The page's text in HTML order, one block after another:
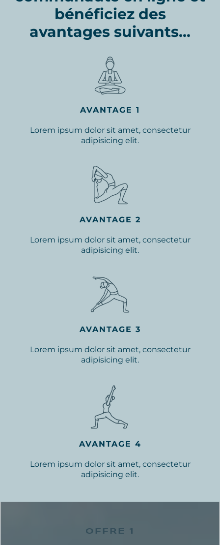
bénéficiez des
avantages suivants...
AVANTAGE 1
Lorem ipsum dolor sit amet, consectetur
adipisicing elit.
AVANTAGE 2
Lorem ipsum dolor sit amet, consectetur
adipisicing elit.
AVANTAGE 3
Lorem ipsum dolor sit amet, consectetur
adipisicing elit.
AVANTAGE 4
Lorem ipsum dolor sit amet, consectetur
adipisicing elit.
OFFRE 1